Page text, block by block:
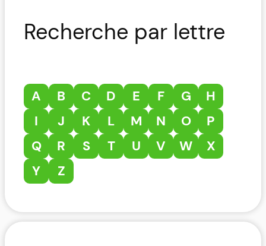
Recherche par lettre
A B C D E F G
H
I
J K L M N O
P
Q
R S T U V W
X
Y
Z